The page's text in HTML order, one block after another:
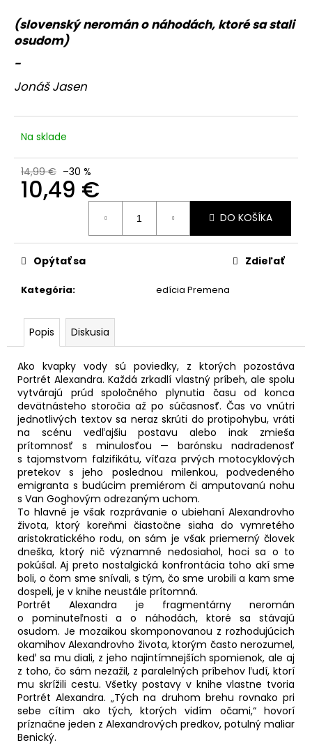
0,0
z
5
(slovenský neromán o náhodách, ktoré sa stali
osudom)
-
Jonáš Jasen
Na sklade
14,99 € –30 %
10,49 €
DO KOŠÍKA
Kategória: edícia Premena
Opýtať sa Zdieľať
Popis Diskusia
Ako kvapky vody sú poviedky, z ktorých pozostáva
Portrét Alexandra. Každá zrkadlí vlastný príbeh, ale spolu
vytvárajú prúd spoločného plynutia času od konca
devätnásteho storočia až po súčasnosť. Čas vo vnútri
jednotlivých textov sa neraz skrúti do protipohybu, vráti
na scénu vedľajšiu postavu alebo inak zmieša
prítomnosť s minulosťou — barónsku nadradenosť
s tajomstvom falzifikátu, víťaza prvých motocyklových
pretekov s jeho poslednou milenkou, podvedeného
emigranta s budúcim premiérom či amputovanú nohu
s Van Goghovým odrezaným uchom.
To hlavné je však rozprávanie o ubiehaní Alexandrovho
života, ktorý koreňmi čiastočne siaha do vymretého
aristokratického rodu, on sám je však priemerný človek
dneška, ktorý nič významné nedosiahol, hoci sa o to
pokúšal. Aj preto nostalgická konfrontácia toho akí sme
boli, o čom sme snívali, s tým, čo sme urobili a kam sme
dospeli, je v knihe neustále prítomná.
Portrét Alexandra je fragmentárny neromán
o pominuteľnosti a o náhodách, ktoré sa stávajú
osudom. Je mozaikou skomponovanou z rozhodujúcich
okamihov Alexandrovho života, ktorým často nerozumel,
keď sa mu diali, z jeho najintímnejších spomienok, ale aj
z toho, čo sám nezažil, z paralelných príbehov ľudí, ktorí
mu skrížili cestu. Všetky postavy v knihe vlastne tvoria
Portrét Alexandra. „Tých na druhom brehu rovnako pri
sebe cítim ako tých, ktorých vidím očami,“ hovorí
príznačne jeden z Alexandrových predkov, potulný maliar
Benický.
á
j
ť
?
HĽADAŤ
d
p
o
ú
m
e
NAPOLEON
Z NOTTING
HILLU
11,19
€
Pôvodne:
15,99
€